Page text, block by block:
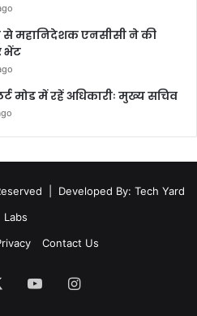
से महानिदेशक एनसीसी ने की
भेंट
मोड में रहें अधिकारीः मुख्य सचिव
| Developed By: Tech Yard
Labs
Contact Us
YouTubeInstagram